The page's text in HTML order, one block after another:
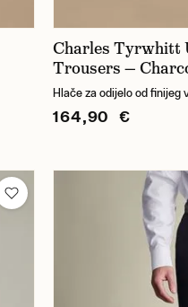
Charles Tyrwhitt
Trousers —
Hlače za odijelo od finijeg
164,90 €